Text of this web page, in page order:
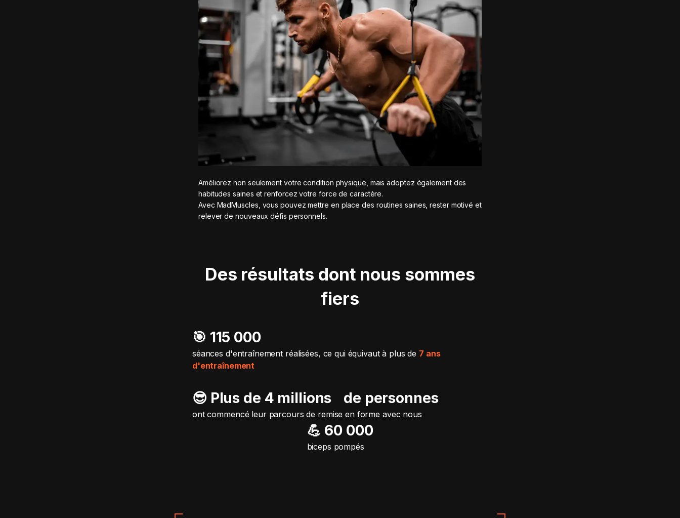
Améliorez non seulement votre condition physique, mais adoptez également des
habitudes saines et renforcez votre force de caractère.
Avec MadMuscles, vous pouvez mettre en place des routines saines, rester motivé et
relever de nouveaux défis personnels.
Des résultats dont nous sommes
fiers
😎 Plus de 4 millions de personnes
ont commencé leur parcours de remise en forme avec nous
🎯️ 115 000
séances d'entraînement réalisées, ce qui équivaut à plus de 7 ans
d'entraînement
💪 60 000
biceps pompés